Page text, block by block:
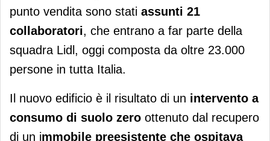
punto vendita sono stati assunti 21
collaboratori, che entrano a far parte della
squadra Lidl, oggi composta da oltre 23.000
persone in tutta Italia.
Il nuovo edificio è il risultato di un intervento a
consumo di suolo zero ottenuto dal recupero
di un immobile preesistente che ospitava